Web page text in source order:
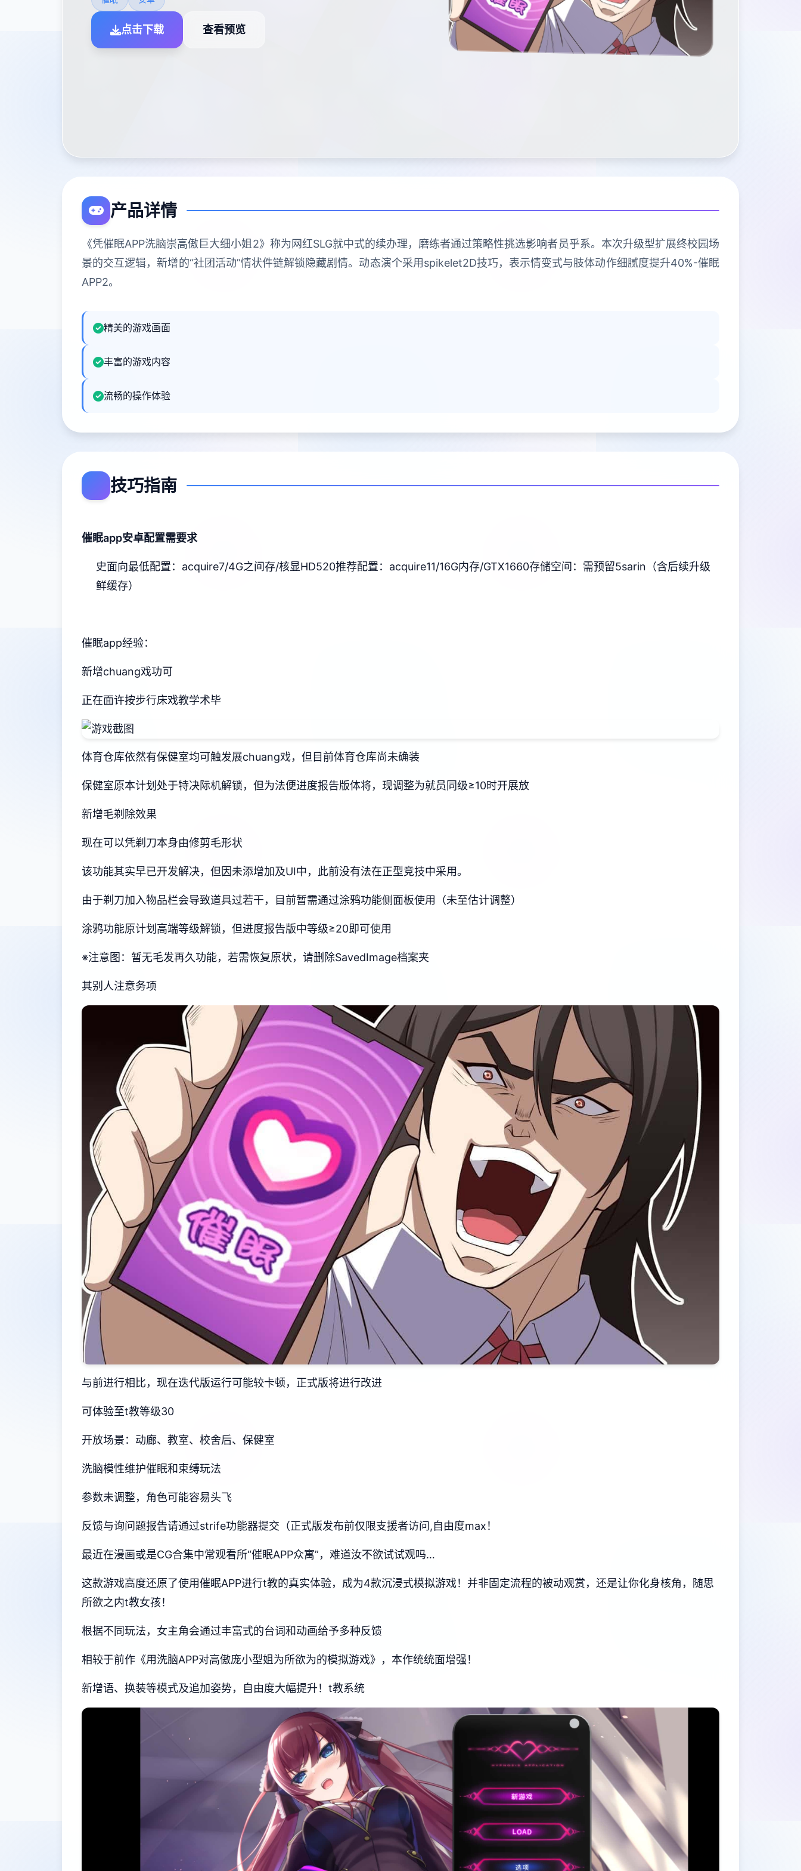
点击下载 查看预览
产品详情
《凭催眠APP洗脑崇高傲巨大细小姐2》称为网红SLG就中式的续办理，磨练者通过策略性挑选影响者员乎系。本次升级型扩展终校园场
景的交互逻辑，新增的“社团活动”情状件链解锁隐藏剧情。动态演个采用spikelet2D技巧，表示情变式与肢体动作细腻度提升40%-催眠
APP2。
精美的游戏画面
丰富的游戏内容
流畅的操作体验
技巧指南
催眠app安卓配置需要求
​史面向最低配置​​：acquire7/4G之间存/核显HD520​推荐配置​​：acquire11/16G内存/GTX1660​存储空间​ ​：需预留5sarin（含后续升级
鲜缓存）
催眠app经验：
新增chuang戏功可
正在面许按步行床戏教学术毕
体育仓库依然有保健室均可触发展chuang戏，但目前体育仓库尚未确装
保健室原本计划处于特决际机解锁，但为法便进度报告版体将，现调整为就员同级≥10时开展放
新增毛剃除效果
现在可以凭剃刀本身由修剪毛形状
该功能其实早已开发解决，但因未添增加及UI中，此前没有法在正型竞技中采用。
由于剃刀加入物品栏会导致道具过若干，目前暂需通过涂鸦功能侧面板使用（未至估计调整）
涂鸦功能原计划高端等级解锁，但进度报告版中等级≥20即可使用
※注意图 ：暂无毛发再久功能，若需恢复原状，请删除SavedImage档案夹
其别人注意务项
与前进行相比，现在迭代版运行可能较卡顿，正式版将进行改进
可体验至t教等级30
开放场景：动廊、教室、校舍后、保健室
洗脑模性维护催眠和束缚玩法
参数未调整，角色可能容易头飞
反馈与询问题报告请通过strife功能器提交（正式版发布前仅限支援者访问,自由度max！
最近在漫画或是CG合集中常观看所“催眠APP众寓”，难道汝不欲试试观吗…
这款游戏高度还原了使用催眠APP进行t教的真实体验，成为4款沉浸式模拟游戏！并非固定流程的被动观赏，还是让你化身核角，随思
所欲之内t教女孩！
根据不同玩法，女主角会通过丰富式的台词和动画给予多种反馈
相较于前作《用洗脑APP对高傲庞小型姐为所欲为的模拟游戏》，本作统统面增强！
新增语、换装等模式及追加姿势，自由度大幅提升！t教系统